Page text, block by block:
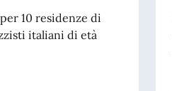
10 residenze di
italiani di età